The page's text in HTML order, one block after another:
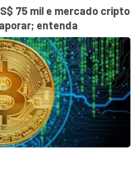
75 mil e mercado cripto
entenda